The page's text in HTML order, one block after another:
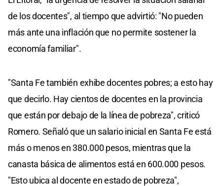
de los docentes", al tiempo que advirtió: "No pueden
más ante una inflación que no permite sostener la
economía familiar".
"Santa Fe también exhibe docentes pobres; a esto hay
que decirlo. Hay cientos de docentes en la provincia
que están por debajo de la línea de pobreza", criticó
Romero. Señaló que un salario inicial en Santa Fe está
más o menos en 380.000 pesos, mientras que la
canasta básica de alimentos está en 600.000 pesos.
"Esto ubica al docente en estado de pobreza",